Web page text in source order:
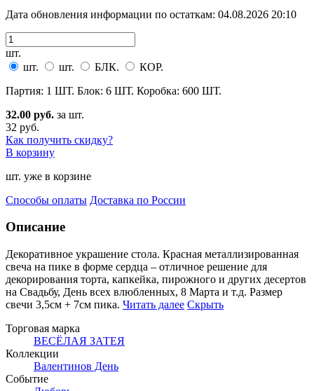
Дата обновления информации по остаткам: 04.08.2026 20:10
шт.
шт.
шт. БЛК.
КОР.
Партия: 1 ШТ. Блок: 6 ШТ. Коробка: 600 ШТ.
32.00 руб. за шт.
32 руб.
Как получить скидку?
В корзину
шт. уже в корзине
Способы оплаты Доставка по России
Описание
Декоративное украшение стола. Красная металлизированная
свеча на пике в форме сердца – отличное решение для
декорирования торта, капкейка, пирожного и других десертов
на Свадьбу, День всех влюбленных, 8 Марта и т.д. Размер
свечи 3,5см + 7см пика. Читать далее Скрыть
Торговая марка
ВЕСЁЛАЯ ЗАТЕЯ
Коллекции
Валентинов День
Событие